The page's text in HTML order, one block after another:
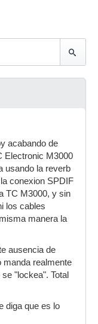
acabando de
Electronic M3000
usando la reverb
conexion SPDIF
TC M3000, y sin
los cables
manera la
ausencia de
manda realmente
"lockea". Total
diga que es lo